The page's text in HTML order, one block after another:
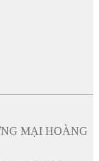
MẠI HOÀNG